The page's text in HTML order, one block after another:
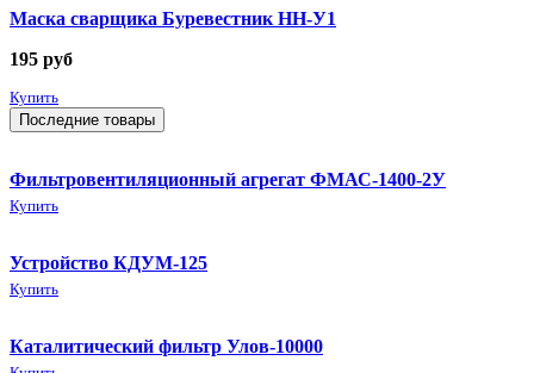
Маска сварщика Буревестник НН-У1
195 руб
Купить
Последние товары
Фильтровентиляционный агрегат ФМАС-1400-2У
Купить
Устройство КДУМ-125
Купить
Каталитический фильтр Улов-10000